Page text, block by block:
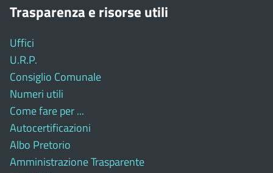
Trasparenza e risorse utili
Uffici
U.R.P.
Consiglio Comunale
Numeri utili
Come fare per ...
Autocertificazioni
Albo Pretorio
Amministrazione Trasparente